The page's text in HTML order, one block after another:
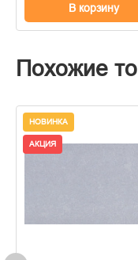
В корзину
Похожие
НОВИНКА
АКЦИЯ